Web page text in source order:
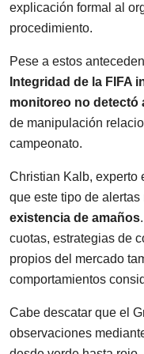
explicación formal al
procedimiento.
Pese a estos
Integridad de la FIFA
monitoreo no
de manipulación
campeonato.
Christian Kalb, experto
que este tipo de alertas
existencia de amaños
cuotas, estrategias de
propios del mercado
comportamientos
Cabe descatar que el
observaciones